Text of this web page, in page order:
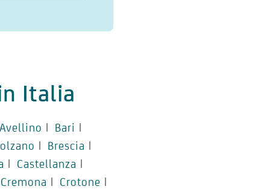
Italia
Avellino | Bari |
| Brescia |
| Castellanza |
Cremona | Crotone |